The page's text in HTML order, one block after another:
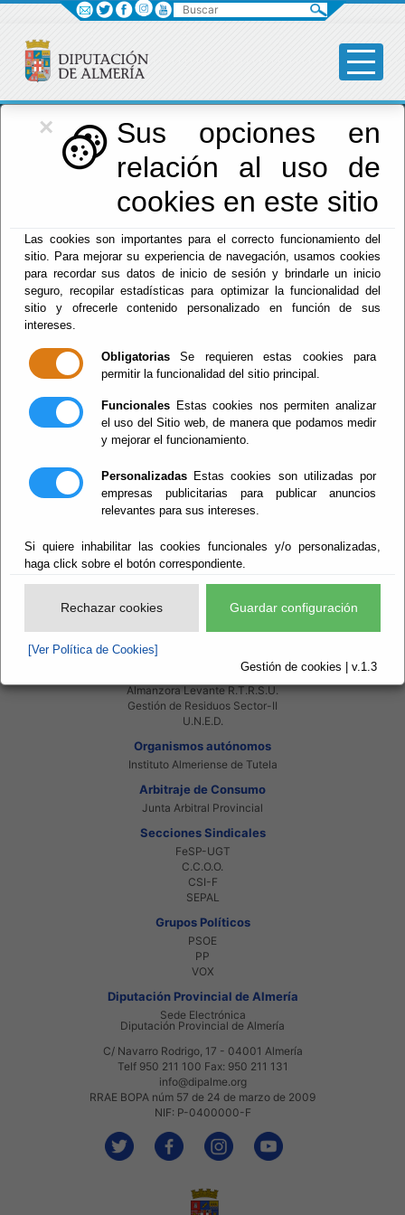
×
Sus opciones en
relación al uso de
cookies en este sitio
Las cookies son importantes para el correcto funcionamiento del
sitio. Para mejorar su experiencia de navegación, usamos cookies
para recordar sus datos de inicio de sesión y brindarle un inicio
seguro, recopilar estadísticas para optimizar la funcionalidad del
sitio y ofrecerle contenido personalizado en función de sus
intereses.
Obligatorias Se requieren estas cookies para
permitir la funcionalidad del sitio principal.
Funcionales Estas cookies nos permiten analizar
el uso del Sitio web, de manera que podamos medir
y mejorar el funcionamiento.
Personalizadas Estas cookies son utilizadas por
empresas publicitarias para publicar anuncios
relevantes para sus intereses.
Si quiere inhabilitar las cookies funcionales y/o personalizadas,
haga click sobre el botón correspondiente.
Rechazar cookies Guardar configuración
[Ver Política de Cookies]
Gestión de cookies | v.1.3
Red Provincial
de Almería
Menú RPC
Inicio - Farmacias de guardia - Sorbas
Red Provincial
Intranet Provincial
Servicios EE.LL.
Red Provincial
Enlaces de interés
Beneficiarios Red Provincial
Punto de Informacion del Catastro
Agencia Tributaria
Ministerio de Administraciones Públicas
Junta de Andalucia
Manual del Concejal
Bomberos Poniente
Bomberos Levante
Almanzora Levante R.T.R.S.U.
Gestión de Residuos Sector-II
U.N.E.D.
Organismos autónomos
Instituto Almeriense de Tutela
Arbitraje de Consumo
Junta Arbitral Provincial
Secciones Sindicales
FeSP-UGT
C.C.O.O.
CSI-F
SEPAL
Grupos Políticos
PSOE
PP
VOX
Diputación Provincial de Almería
Sede Electrónica
Diputación Provincial de Almería
C/ Navarro Rodrigo, 17 - 04001 Almería
Telf 950 211 100 Fax: 950 211 131
info@dipalme.org
RRAE BOPA núm 57 de 24 de marzo de 2009
NIF: P-0400000-F
Buscar